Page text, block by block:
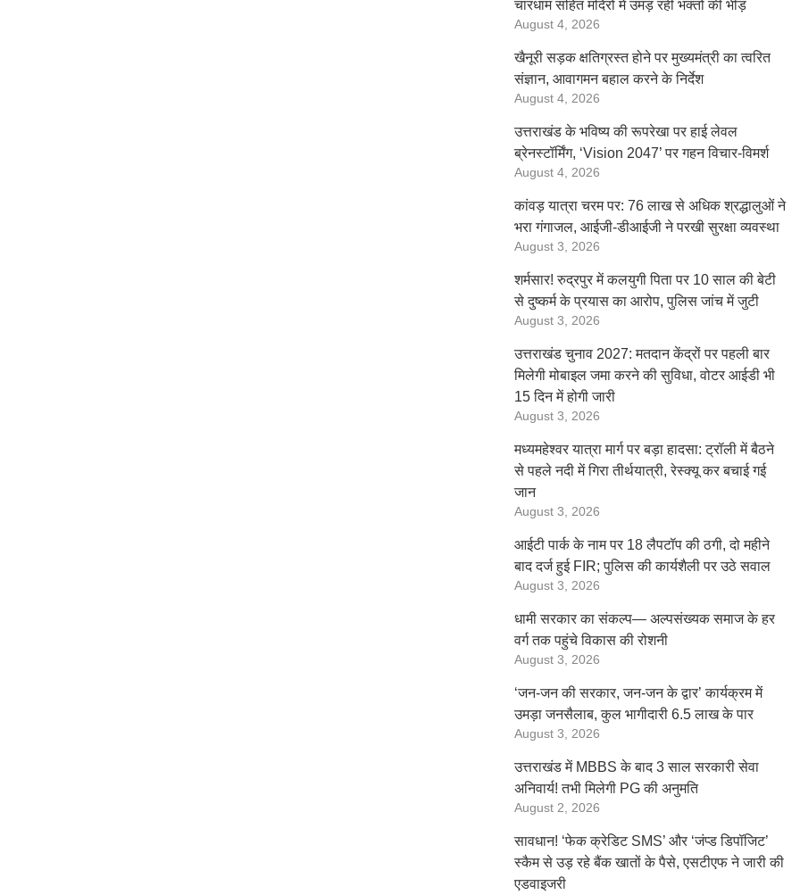
चारधाम सहित मंदिरों में उमड़ रही भक्तों की भीड़
August 4, 2026
खैनूरी सड़क क्षतिग्रस्त होने पर मुख्यमंत्री का त्वरित
संज्ञान, आवागमन बहाल करने के निर्देश
August 4, 2026
उत्तराखंड के भविष्य की रूपरेखा पर हाई लेवल
ब्रेनस्टॉर्मिंग, ‘Vision 2047’ पर गहन विचार-विमर्श
August 4, 2026
कांवड़ यात्रा चरम पर: 76 लाख से अधिक श्रद्धालुओं ने
भरा गंगाजल, आईजी-डीआईजी ने परखी सुरक्षा व्यवस्था
August 3, 2026
शर्मसार! रुद्रपुर में कलयुगी पिता पर 10 साल की बेटी
से दुष्कर्म के प्रयास का आरोप, पुलिस जांच में जुटी
August 3, 2026
उत्तराखंड चुनाव 2027: मतदान केंद्रों पर पहली बार
मिलेगी मोबाइल जमा करने की सुविधा, वोटर आईडी भी
15 दिन में होगी जारी
August 3, 2026
मध्यमहेश्वर यात्रा मार्ग पर बड़ा हादसा: ट्रॉली में बैठने
से पहले नदी में गिरा तीर्थयात्री, रेस्क्यू कर बचाई गई
जान
August 3, 2026
आईटी पार्क के नाम पर 18 लैपटॉप की ठगी, दो महीने
बाद दर्ज हुई FIR; पुलिस की कार्यशैली पर उठे सवाल
August 3, 2026
धामी सरकार का संकल्प— अल्पसंख्यक समाज के हर
वर्ग तक पहुंचे विकास की रोशनी
August 3, 2026
‘जन-जन की सरकार, जन-जन के द्वार’ कार्यक्रम में
उमड़ा जनसैलाब, कुल भागीदारी 6.5 लाख के पार
August 3, 2026
उत्तराखंड में MBBS के बाद 3 साल सरकारी सेवा
अनिवार्य! तभी मिलेगी PG की अनुमति
August 2, 2026
सावधान! ‘फेक क्रेडिट SMS’ और ‘जंप्ड डिपॉजिट’
स्कैम से उड़ रहे बैंक खातों के पैसे, एसटीएफ ने जारी की
एडवाइजरी